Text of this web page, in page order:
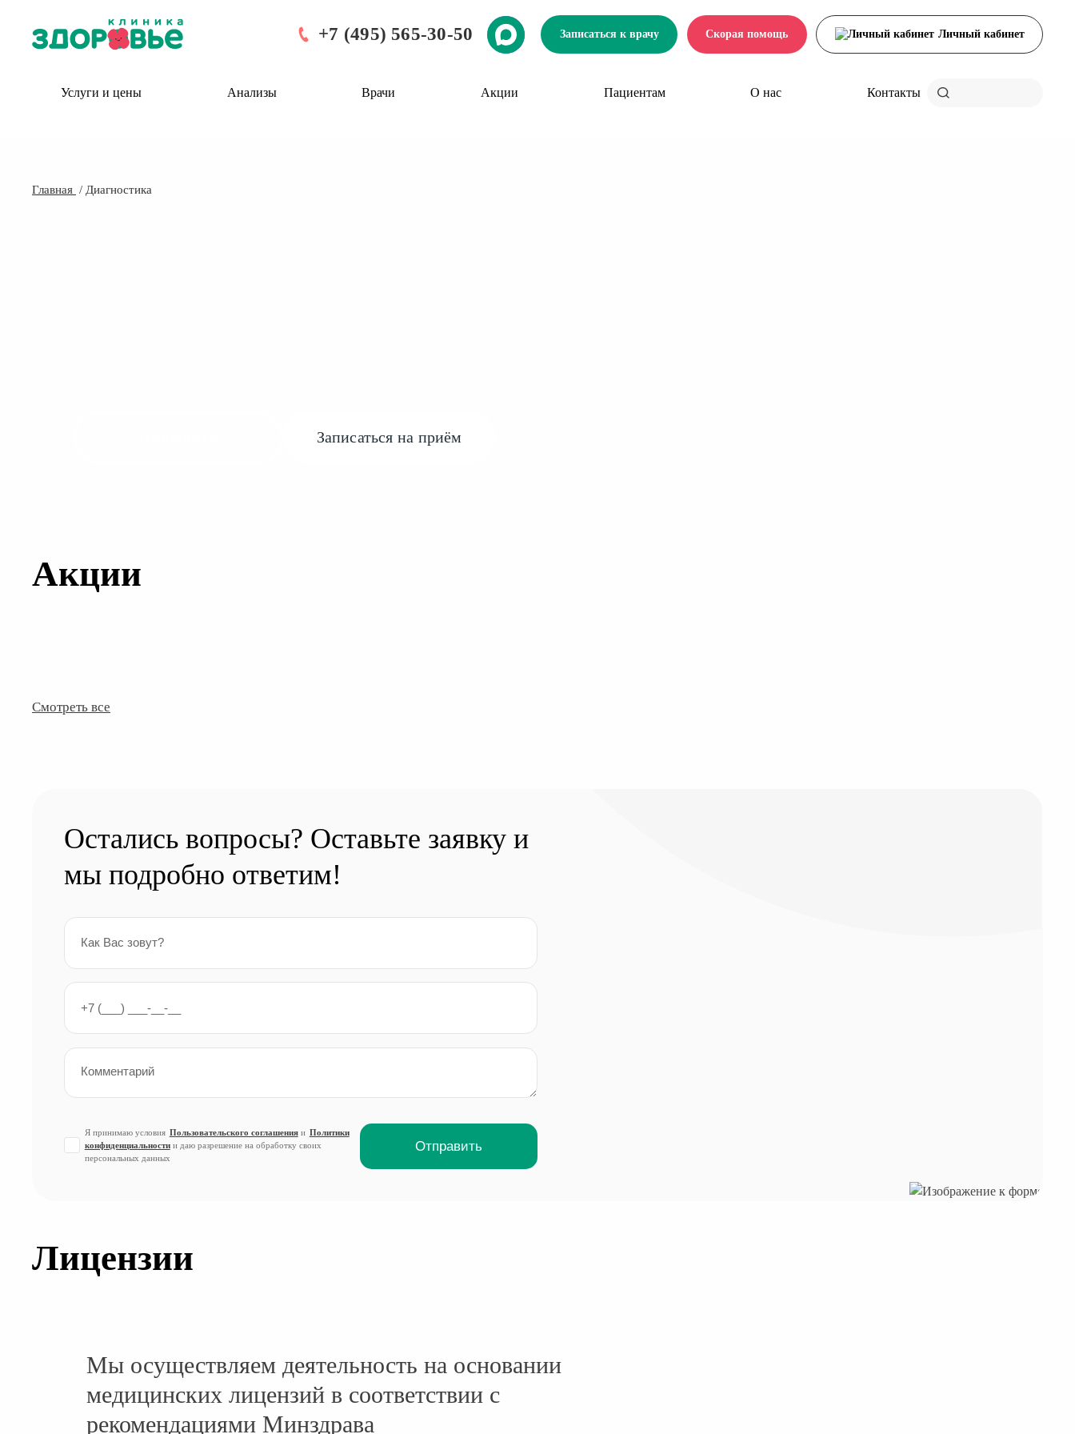
+7 (495) 565-30-50 Записаться к врачу Скорая помощь Личный кабинет
Услуги и цены Анализы Врачи Акции Пациентам О нас Контакты
Главная Диагностика
Записаться на приём
Акции
Смотреть все
Остались вопросы? Оставьте заявку и
мы подробно ответим!
Я принимаю условия Пользовательского соглашенияи Политики
конфиденциальностии даю разрешение на обработку своих
персональных данных
Лицензии
Мы осуществляем деятельность на основании
медицинских лицензий в соответствии с
рекомендациями Минздрава